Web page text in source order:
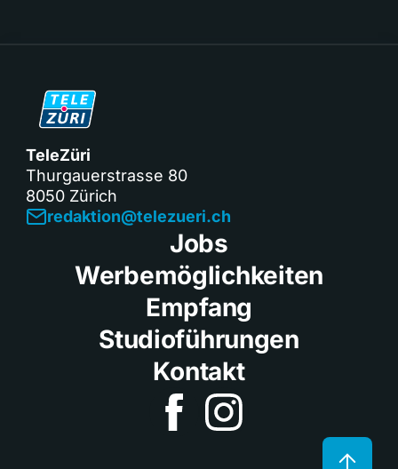
TeleZüri
Thurgauerstrasse 80
8050 Zürich
redaktion@telezueri.ch
Jobs
Werbemöglichkeiten
Empfang
Studioführungen
Kontakt